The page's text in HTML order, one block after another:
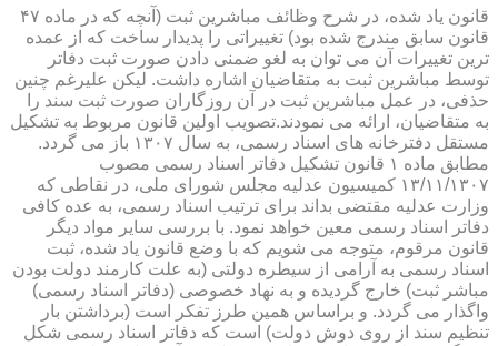
قانون یاد شده، در شرح وظائف مباشرین ثبت (آنچه كه در ماده ۴۷
قانون سابق مندرج شده بود) تغییراتی را پدیدار ساخت كه از عمده
ترین تغییرات آن می توان به لغو ضمنی دادن صورت ثبت دفاتر
توسط مباشرین ثبت به متقاضیان اشاره داشت. لیكن علیرغم چنین
حذفی، در عمل مباشرین ثبت در آن روزگاران صورت ثبت سند را
به متقاضیان، ارائه می نمودند.تصویب اولین قانون مربوط به تشكیل
مستقل دفترخانه های اسناد رسمی، به سال ۱۳۰۷ باز می گردد.
مطابق ماده ۱ قانون تشكیل دفاتر اسناد رسمی مصوب
۱۳/۱۱/۱۳۰۷ كمیسیون عدلیه مجلس شورای ملی، در نقاطی كه
وزارت عدلیه مقتضی بداند برای ترتیب اسناد رسمی، به عده كافی
دفاتر اسناد رسمی معین خواهد نمود. با بررسی سایر مواد دیگر
قانون مرقوم، متوجه می شویم كه با وضع قانون یاد شده، ثبت
اسناد رسمی به آرامی از سیطره دولتی (به علت كارمند دولت بودن
مباشر ثبت) خارج گردیده و به نهاد خصوصی (دفاتر اسناد رسمی)
واگذار می گردد. و براساس همین طرز تفكر است (برداشتن بار
تنظیم سند از روی دوش دولت) است كه دفاتر اسناد رسمی شكل